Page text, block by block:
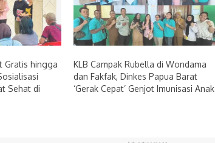
Gratis hingga
Sehat di
KLB Campak Rubella di Wondama
dan Fakfak, Dinkes Papua Barat
‘Gerak Cepat’ Genjot Imunisasi Anak